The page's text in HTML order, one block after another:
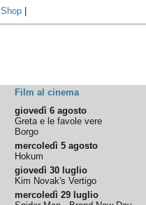
Shop|
Film al cinema
giovedì 6 agosto
Greta e le favole vere
Borgo
mercoledì 5 agosto
Hokum
giovedì 30 luglio
Kim Novak's Vertigo
mercoledì 29 luglio